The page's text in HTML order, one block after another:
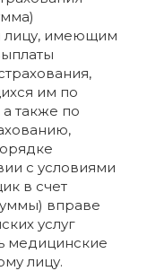
лицу, имеющим
им по
также по
с условиями
в счет
вправе
услуг
медицинские
лицу.